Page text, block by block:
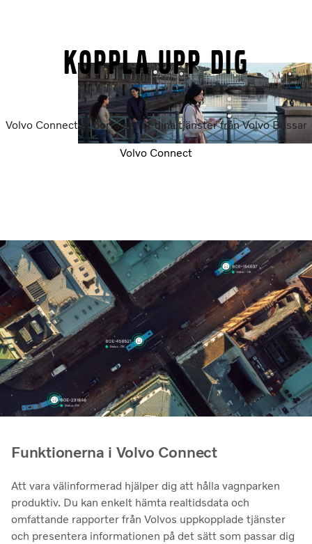
Koppla upp dig
Volvo Connect är portalen för dina tjänster från Volvo Bussar
Volvo Connect
Funktionerna i Volvo Connect
Att vara välinformerad hjälper dig att hålla vagnparken
produktiv. Du kan enkelt hämta realtidsdata och
omfattande rapporter från Volvos uppkopplade tjänster
och presentera informationen på det sätt som passar dig